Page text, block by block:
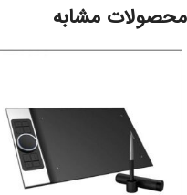
محصولات مشابه